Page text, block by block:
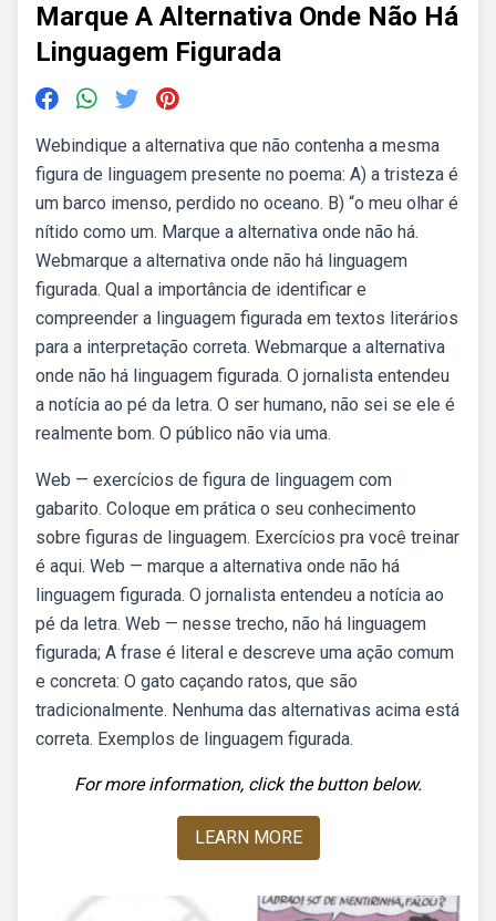
Marque A Alternativa Onde Não Há
Linguagem Figurada
Webindique a alternativa que não contenha a mesma
figura de linguagem presente no poema: A) a tristeza é
um barco imenso, perdido no oceano. B) “o meu olhar é
nítido como um. Marque a alternativa onde não há.
Webmarque a alternativa onde não há linguagem
figurada. Qual a importância de identificar e
compreender a linguagem figurada em textos literários
para a interpretação correta. Webmarque a alternativa
onde não há linguagem figurada. O jornalista entendeu
a notícia ao pé da letra. O ser humano, não sei se ele é
realmente bom. O público não via uma.
Web — exercícios de figura de linguagem com
gabarito. Coloque em prática o seu conhecimento
sobre figuras de linguagem. Exercícios pra você treinar
é aqui. Web — marque a alternativa onde não há
linguagem figurada. O jornalista entendeu a notícia ao
pé da letra. Web — nesse trecho, não há linguagem
figurada; A frase é literal e descreve uma ação comum
e concreta: O gato caçando ratos, que são
tradicionalmente. Nenhuma das alternativas acima está
correta. Exemplos de linguagem figurada.
For more information, click the button below.
LEARN MORE